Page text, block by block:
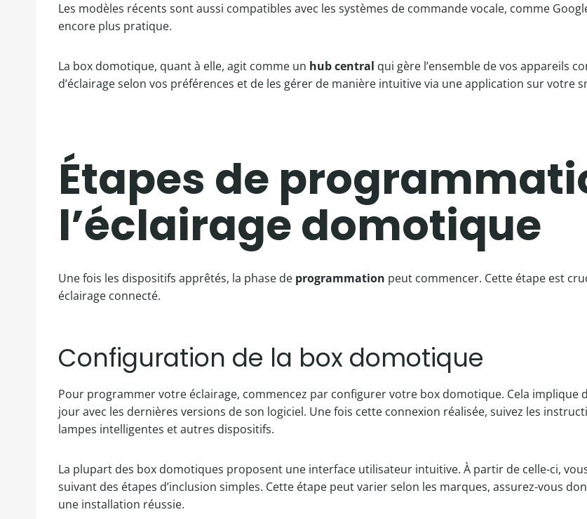
Les modèles récents sont aussi compatibles avec les systèmes de commande vocale, comme
encore plus pratique.
La box domotique, quant à elle, agit comme un hub central qui gère l’ensemble de vos appareils
d’éclairage selon vos préférences et de les gérer de manière intuitive via une application sur votre
Étapes de
l’éclairage domotique
Une fois les dispositifs apprêtés, la phase de programmation peut commencer. Cette étape est
éclairage connecté.
Configuration de la box domotique
Pour programmer votre éclairage, commencez par configurer votre box domotique. Cela implique
jour avec les dernières versions de son logiciel. Une fois cette connexion réalisée, suivez les
lampes intelligentes et autres dispositifs.
La plupart des box domotiques proposent une interface utilisateur intuitive. À partir de celle-ci,
suivant des étapes d’inclusion simples. Cette étape peut varier selon les marques, assurez-vous
une installation réussie.